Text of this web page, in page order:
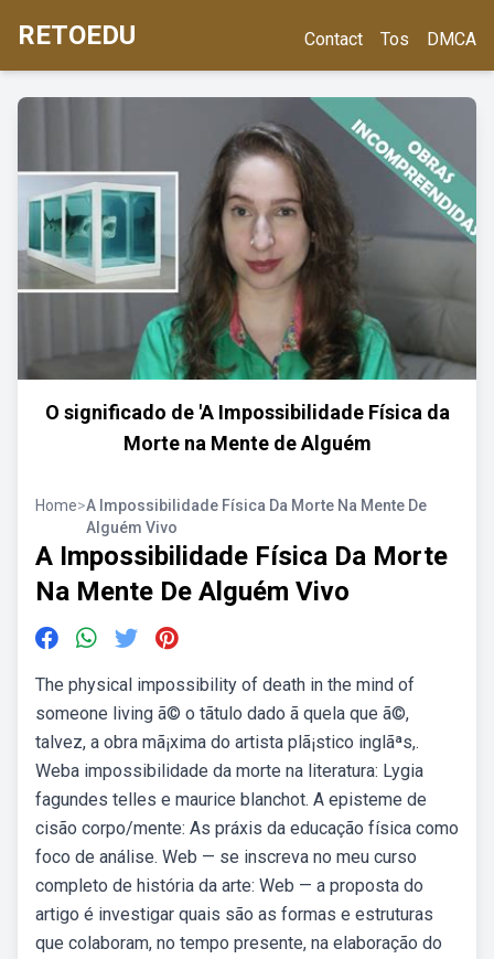
RETOEDU Contact Tos DMCA
O significado de 'A Impossibilidade Física da
Morte na Mente de Alguém
Home>A Impossibilidade Física Da Morte Na Mente De
Alguém Vivo
A Impossibilidade Física Da Morte
Na Mente De Alguém Vivo
The physical impossibility of death in the mind of
someone living ã© o tã­tulo dado ã quela que ã©,
talvez, a obra mã¡xima do artista plã¡stico inglãªs,.
Weba impossibilidade da morte na literatura: Lygia
fagundes telles e maurice blanchot. A episteme de
cisão corpo/mente: As práxis da educação física como
foco de análise. Web — se inscreva no meu curso
completo de história da arte: Web — a proposta do
artigo é investigar quais são as formas e estruturas
que colaboram, no tempo presente, na elaboração do